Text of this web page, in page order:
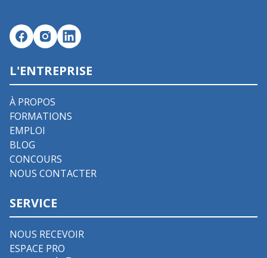
L'ENTREPRISE
À PROPOS
FORMATIONS
EMPLOI
BLOG
CONCOURS
NOUS CONTACTER
SERVICE
NOUS RECEVOIR
ESPACE PRO